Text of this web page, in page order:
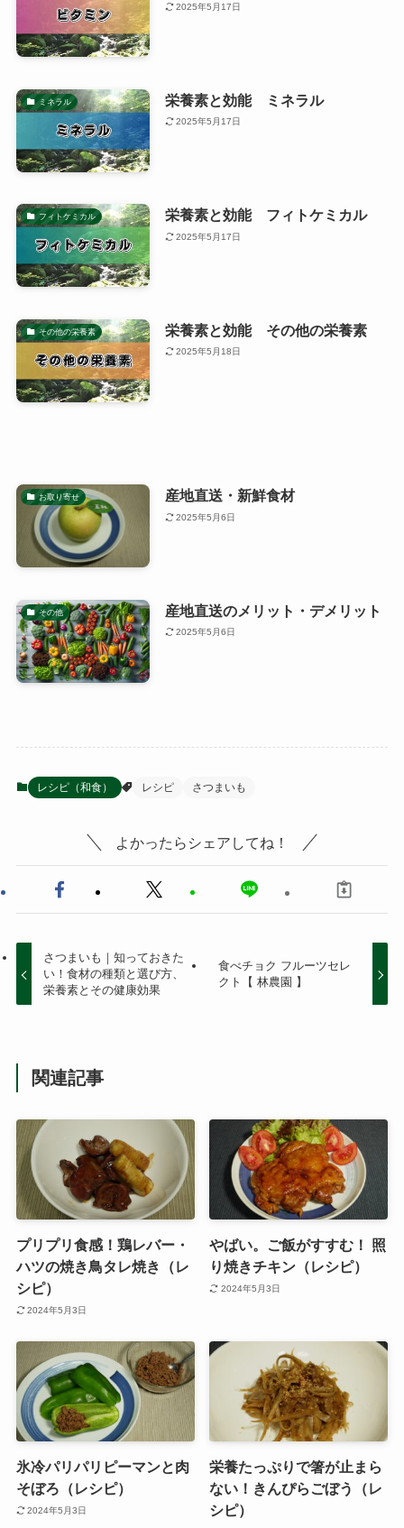
2025年5月17日
ミネラル 栄養素と効能 ミネラル
2025年5月17日
フィトケミカル 栄養素と効能 フィトケミカル
2025年5月17日
その他の栄養素 栄養素と効能 その他の栄養素
2025年5月18日
お取り寄せ 産地直送・新鮮食材
2025年5月6日
その他 産地直送のメリット・デメリット
2025年5月6日
レシピ（和食） レシピ さつまいも
よかったらシェアしてね！
さつまいも｜知っておきた
い！食材の種類と選び方、
栄養素とその健康効果
食べチョク フルーツセレ
クト【 林農園 】
関連記事
プリプリ食感！鶏レバー・
ハツの焼き鳥タレ焼き（レ
シピ）
2024年5月3日
やばい。ご飯がすすむ！ 照
り焼きチキン（レシピ）
2024年5月3日
氷冷パリパリピーマンと肉
そぼろ（レシピ）
2024年5月3日
栄養たっぷりで箸が止まら
ない！きんぴらごぼう（レ
シピ）